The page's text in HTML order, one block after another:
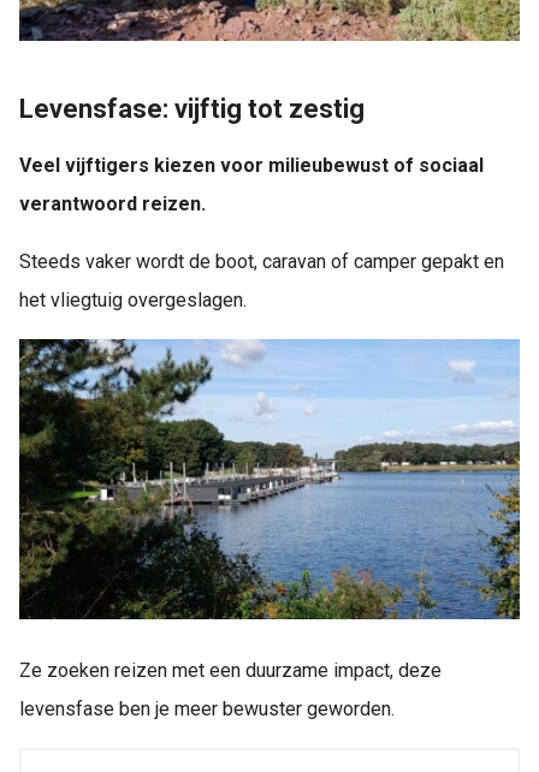
Levensfase: vijftig tot zestig
Veel vijftigers kiezen voor milieubewust of sociaal
verantwoord reizen.
Steeds vaker wordt de boot, caravan of camper gepakt en
het vliegtuig overgeslagen.
Ze zoeken reizen met een duurzame impact, deze
levensfase ben je meer bewuster geworden.